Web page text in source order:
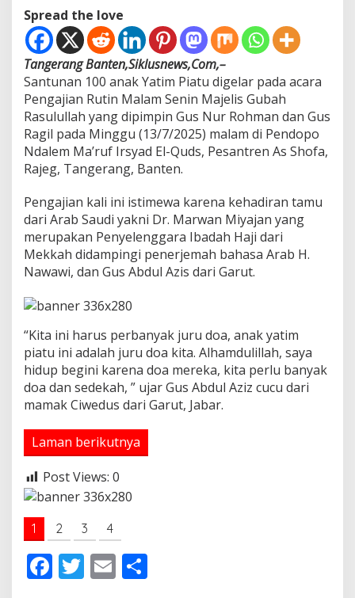
n
T
a
m
u
d
a
A
r
a
b
S
a
u
d
i
.
S
k
l
i
g
s
b
r
i
n
n
a
1
Spread the love
Tangerang Banten,Siklusnews,Com,–
Santunan 100 anak Yatim Piatu digelar pada acara
Pengajian Rutin Malam Senin Majelis Gubah
Rasulullah yang dipimpin Gus Nur Rohman dan Gus
Ragil pada Minggu (13/7/2025) malam di Pendopo
Ndalem Ma’ruf Irsyad El-Quds, Pesantren As Shofa,
Rajeg, Tangerang, Banten.
Pengajian kali ini istimewa karena kehadiran tamu
dari Arab Saudi yakni Dr. Marwan Miyajan yang
merupakan Penyelenggara Ibadah Haji dari
Mekkah didampingi penerjemah bahasa Arab H.
Nawawi, dan Gus Abdul Azis dari Garut.
“Kita ini harus perbanyak juru doa, anak yatim
piatu ini adalah juru doa kita. Alhamdulillah, saya
hidup begini karena doa mereka, kita perlu banyak
doa dan sedekah, ” ujar Gus Abdul Aziz cucu dari
mamak Ciwedus dari Garut, Jabar.
Laman berikutnya
Post Views: 0
1 2 3 4
F T E